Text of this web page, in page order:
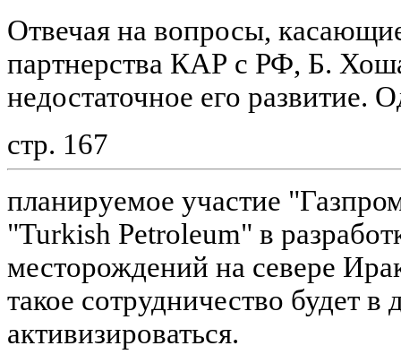
Отвечая на вопросы,
партнерства КАР с РФ, Б.
недостаточное его развитие.
стр. 167
планируемое участие
"Turkish Petroleum" в
месторождений на севере
такое сотрудничество будет
активизироваться.